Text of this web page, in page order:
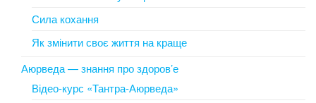
Сила кохання
Як змінити своє життя на краще
Аюрведа — знання про здоров’е
Відео-курс «Тантра-Аюрведа»